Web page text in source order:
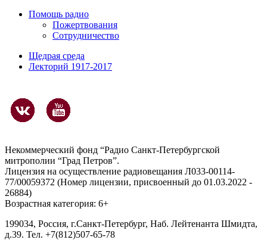
Помощь радио
Пожертвования
Сотрудничество
Щедрая среда
Лекторий 1917-2017
Некоммерческий фонд “Радио Санкт-Петербургской
митрополии “Град Петров”.
Лицензия на осуществление радиовещания Л033-00114-
77/00059372 (Номер лицензии, присвоенный до 01.03.2022 -
26884)
Возрастная категория: 6+
199034, Россия, г.Санкт-Петербург, Наб. Лейтенанта Шмидта,
д.39. Тел. +7(812)507-65-78